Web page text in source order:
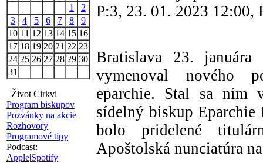
1
2
3
4 5 6 7 8
9
10 11 12 13 14 15 16
17 18 19 20 21 22 23
24 25 26 27 28 29 30
31
Život Cirkvi
Program biskupov
Pozvánky na akcie
Rozhovory
Programové tipy
Podcast:
Apple|Spotify
P:3, 23. 01. 2023 12:00,
Bratislava 23.
vymenoval nového
eparchie. Stal sa ním
sídelný biskup Eparchie
bolo pridelené
Apoštolská nunciatúra